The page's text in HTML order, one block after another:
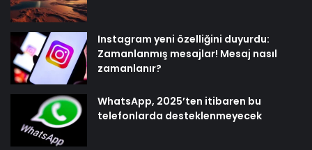
Instagram yeni özelliğini duyurdu:
Zamanlanmış mesajlar! Mesaj nasıl
zamanlanır?
WhatsApp, 2025’ten itibaren bu
telefonlarda desteklenmeyecek